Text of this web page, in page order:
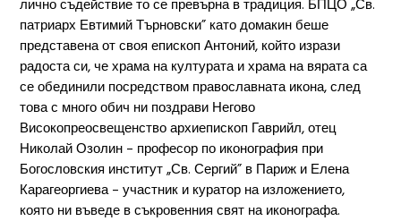
лично съдействие то се превърна в традиция. БПЦО „Св.
патриарх Евтимий Търновски” като домакин беше
представена от своя епископ Антоний, който изрази
радоста си, че храма на културата и храма на вярата са
се обединили посредством православната икона, след
това с много обич ни поздрави Негово
Високопреосвещенство архиепископ Гаврийл, отец
Николай Озолин – професор по иконография при
Богословския институт „Св. Сергий” в Париж и Елена
Карагеоргиева – участник и куратор на изложението,
която ни въведе в съкровенния свят на иконографа.